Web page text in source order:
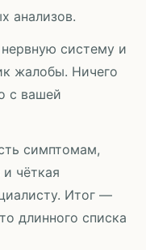
анализов.
систему и
жалобы. Ничего
с вашей
симптомам,
чёткая
Итог —
длинного списка